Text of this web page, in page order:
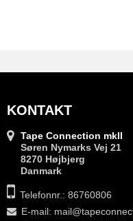
KONTAKT
Tape Connection mkII
Søren Nymarks Vej 21
8270 Højbjerg
Danmark
Telefonnr.: 86760806
E-mail: